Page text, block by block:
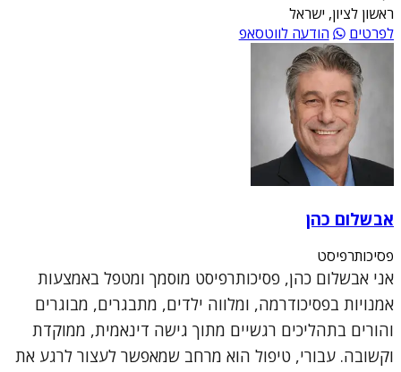
ראשון לציון, ישראל
לפרטים
הודעה לווטסאפ
אבשלום כהן
פסיכותרפיסט
אני אבשלום כהן, פסיכותרפיסט מוסמך ומטפל באמצעות
אמנויות בפסיכודרמה, ומלווה ילדים, מתבגרים, מבוגרים
והורים בתהליכים רגשיים מתוך גישה דינאמית, ממוקדת
וקשובה. עבורי, טיפול הוא מרחב שמאפשר לעצור לרגע את